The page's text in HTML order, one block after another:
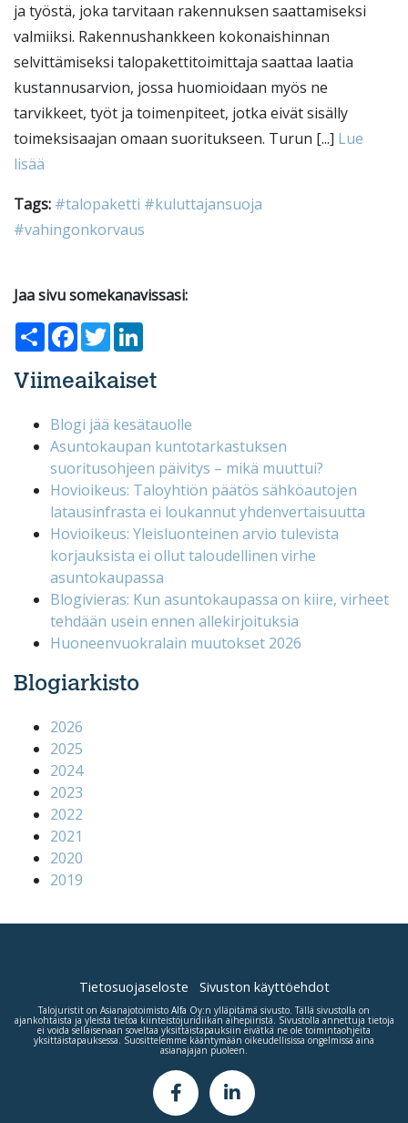
ja työstä, joka tarvitaan rakennuksen saattamiseksi
valmiiksi. Rakennushankkeen kokonaishinnan
selvittämiseksi talopakettitoimittaja saattaa laatia
kustannusarvion, jossa huomioidaan myös ne
tarvikkeet, työt ja toimenpiteet, jotka eivät sisälly
toimeksisaajan omaan suoritukseen. Turun [...] Lue
lisää
Tags: #talopaketti #kuluttajansuoja
#vahingonkorvaus
Jaa sivu somekanavissasi:
ShareFacebook
Twitter
Viimeaikaiset
Blogi jää kesätauolle
Asuntokaupan kuntotarkastuksen
suoritusohjeen päivitys – mikä muuttui?
Hovioikeus: Taloyhtiön päätös sähköautojen
latausinfrasta ei loukannut yhdenvertaisuutta
Hovioikeus: Yleisluonteinen arvio tulevista
korjauksista ei ollut taloudellinen virhe
asuntokaupassa
Blogivieras: Kun asuntokaupassa on kiire, virheet
tehdään usein ennen allekirjoituksia
Huoneenvuokralain muutokset 2026
Blogiarkisto
2026
2025
2024
2023
2022
2021
2020
2019
Tietosuojaseloste Sivuston käyttöehdot
Talojuristit on Asianajotoimisto Alfa Oy:n ylläpitämä sivusto. Tällä sivustolla on
ajankohtaista ja yleistä tietoa kiinteistöjuridiikan aihepiiristä. Sivustolla annettuja tietoja
ei voida sellaisenaan soveltaa yksittäistapauksiin eivätkä ne ole toimintaohjeita
yksittäistapauksessa. Suosittelemme kääntymään oikeudellisissa ongelmissa aina
asianajajan puoleen.